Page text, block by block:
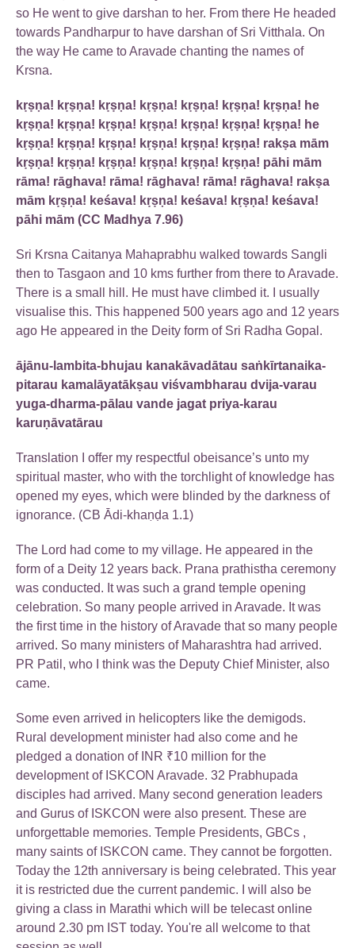
so He went to give darshan to her. From there He headed
towards Pandharpur to have darshan of Sri Vitthala. On
the way He came to Aravade chanting the names of
Krsna.
kṛṣṇa! kṛṣṇa! kṛṣṇa! kṛṣṇa! kṛṣṇa! kṛṣṇa! kṛṣṇa! he
kṛṣṇa! kṛṣṇa! kṛṣṇa! kṛṣṇa! kṛṣṇa! kṛṣṇa! kṛṣṇa! he
kṛṣṇa! kṛṣṇa! kṛṣṇa! kṛṣṇa! kṛṣṇa! kṛṣṇa! rakṣa mām
kṛṣṇa! kṛṣṇa! kṛṣṇa! kṛṣṇa! kṛṣṇa! kṛṣṇa! pāhi mām
rāma! rāghava! rāma! rāghava! rāma! rāghava! rakṣa
mām kṛṣṇa! keśava! kṛṣṇa! keśava! kṛṣṇa! keśava!
pāhi mām (CC Madhya 7.96)
Sri Krsna Caitanya Mahaprabhu walked towards Sangli
then to Tasgaon and 10 kms further from there to Aravade.
There is a small hill. He must have climbed it. I usually
visualise this. This happened 500 years ago and 12 years
ago He appeared in the Deity form of Sri Radha Gopal.
ājānu-lambita-bhujau kanakāvadātau saṅkīrtanaika-
pitarau kamalāyatākṣau viśvambharau dvija-varau
yuga-dharma-pālau vande jagat priya-karau
karuṇāvatārau
Translation I offer my respectful obeisance’s unto my
spiritual master, who with the torchlight of knowledge has
opened my eyes, which were blinded by the darkness of
ignorance. (CB Ādi-khaṇḍa 1.1)
The Lord had come to my village. He appeared in the
form of a Deity 12 years back. Prana prathistha ceremony
was conducted. It was such a grand temple opening
celebration. So many people arrived in Aravade. It was
the first time in the history of Aravade that so many people
arrived. So many ministers of Maharashtra had arrived.
PR Patil, who I think was the Deputy Chief Minister, also
came.
Some even arrived in helicopters like the demigods.
Rural development minister had also come and he
pledged a donation of INR ₹10 million for the
development of ISKCON Aravade. 32 Prabhupada
disciples had arrived. Many second generation leaders
and Gurus of ISKCON were also present. These are
unforgettable memories. Temple Presidents, GBCs ,
many saints of ISKCON came. They cannot be forgotten.
Today the 12th anniversary is being celebrated. This year
it is restricted due the current pandemic. I will also be
giving a class in Marathi which will be telecast online
around 2.30 pm IST today. You're all welcome to that